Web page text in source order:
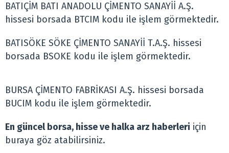
BATIÇİM BATI ANADOLU ÇİMENTO SANAYİİ A.Ş.
hissesi borsada BTCIM kodu ile işlem görmektedir.
BATISÖKE SÖKE ÇİMENTO SANAYİİ T.A.Ş. hissesi
borsada BSOKE kodu ile işlem görmektedir.
BURSA ÇİMENTO FABRİKASI A.Ş. hissesi borsada
BUCIM kodu ile işlem görmektedir.
En güncel borsa, hisse ve halka arz haberleri için
buraya göz atabilirsiniz.